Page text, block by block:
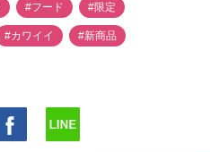
#フード #限定
#カワイイ #新商品